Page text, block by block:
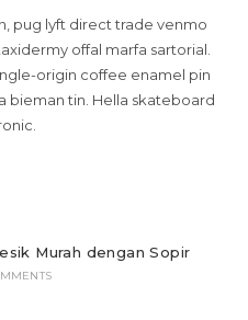
pug lyft direct trade venmo
offal marfa sartorial.
origin coffee enamel pin
bieman tin. Hella skateboard
Murah dengan Sopir